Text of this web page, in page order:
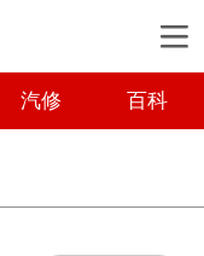
汽修 百科